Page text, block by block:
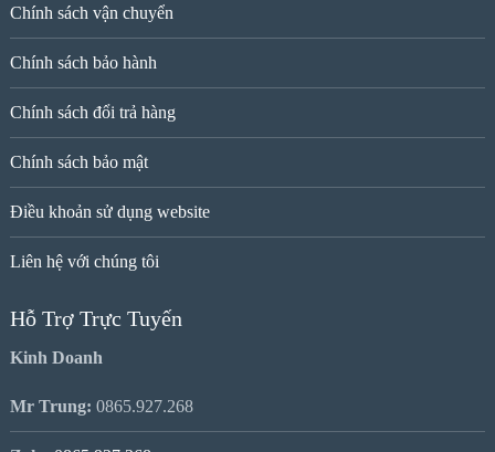
Chính sách vận chuyển
Chính sách bảo hành
Chính sách đổi trả hàng
Chính sách bảo mật
Điều khoản sử dụng website
Liên hệ với chúng tôi
Hỗ Trợ Trực Tuyến
Kinh Doanh
Mr Trung: 0865.927.268